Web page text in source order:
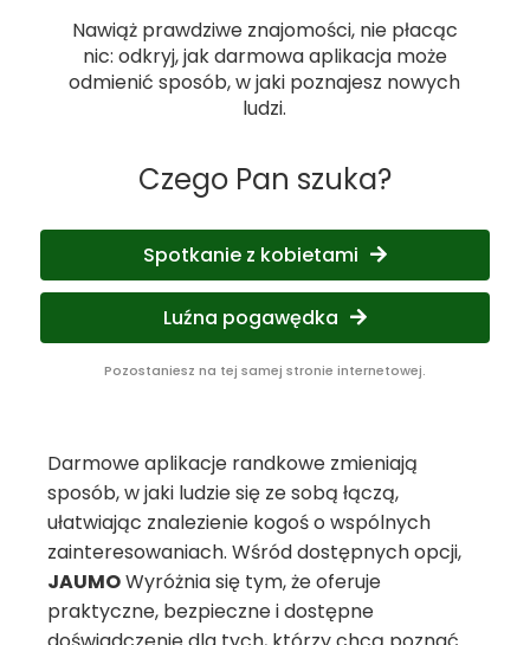
Nawiąż prawdziwe znajomości, nie płacąc
nic: odkryj, jak darmowa aplikacja może
odmienić sposób, w jaki poznajesz nowych
ludzi.
Czego Pan szuka?
Spotkanie z kobietami
Luźna pogawędka
Pozostaniesz na tej samej stronie internetowej.
Darmowe aplikacje randkowe zmieniają
sposób, w jaki ludzie się ze sobą łączą,
ułatwiając znalezienie kogoś o wspólnych
zainteresowaniach. Wśród dostępnych opcji,
JAUMOWyróżnia się tym, że oferuje
praktyczne, bezpieczne i dostępne